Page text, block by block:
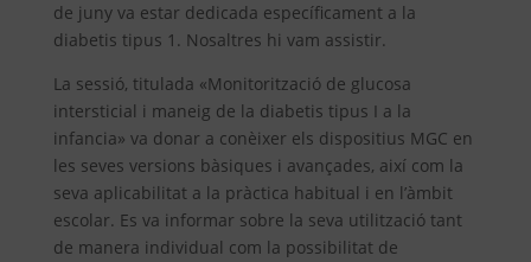
de juny va estar dedicada específicament a la
diabetis tipus 1. Nosaltres hi vam assistir.
La sessió, titulada «Monitorització de glucosa
intersticial i maneig de la diabetis tipus I a la
infancia» va donar a conèixer els dispositius MGC en
les seves versions bàsiques i avançades, així com la
seva aplicabilitat a la pràctica habitual i en l’àmbit
escolar. Es va informar sobre la seva utilització tant
de manera individual com la possibilitat de